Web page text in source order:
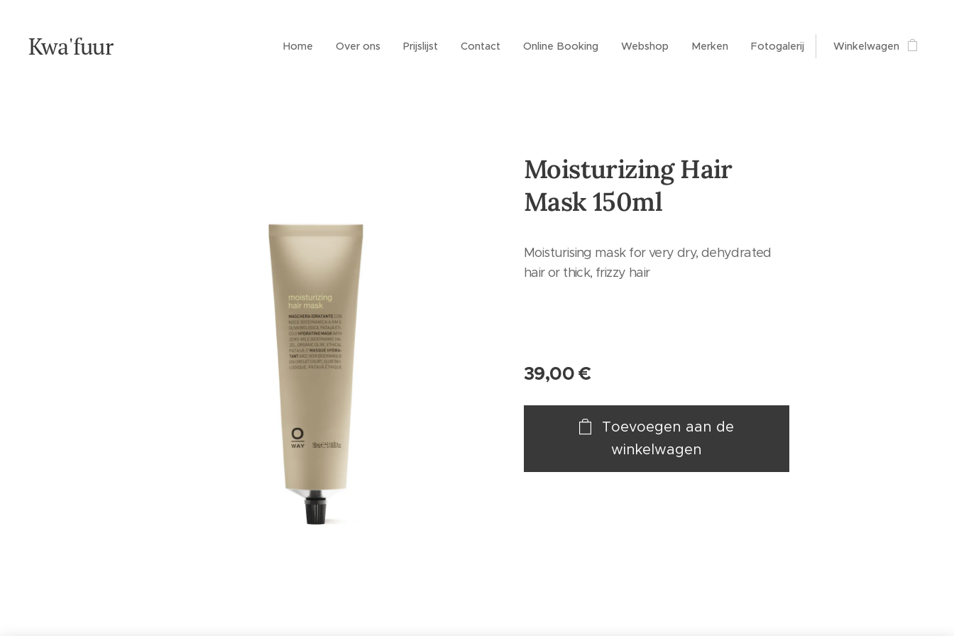
Kwa'fuur Home Over ons Prijslijst Contact Online Booking Webshop Merken Fotogalerij Winkelwagen
Moisturizing Hair
Mask 150ml
Moisturising mask for very dry, dehydrated
hair or thick, frizzy hair
39,00€
Toevoegen aan de
winkelwagen